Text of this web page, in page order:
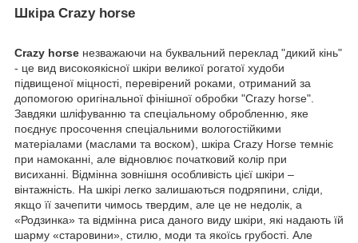
Шкіра Crazy horse
Crazy horse незважаючи на буквальний переклад "дикий кінь"
- це вид високоякісної шкіри великої рогатої худоби
підвищеної міцності, перевірений роками, отриманий за
допомогою оригінальної фінішної обробки "Crazy horse".
Завдяки шліфуванню та спеціальному обробленню, яке
поєднує просочення спеціальними вологостійкими
матеріалами (маслами та воском), шкіра Crazy Horse темніє
при намоканні, але відновлює початковий колір при
висиханні. Відмінна зовнішня особливість цієї шкіри –
вінтажність. На шкірі легко залишаються подряпини, сліди,
якщо її зачепити чимось твердим, але це не недолік, а
«Родзинка» та відмінна риса даного виду шкіри, які надають їй
шарму «старовини», стилю, моди та якоїсь грубості. Але